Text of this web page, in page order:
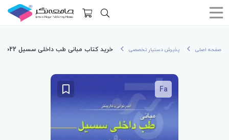
صفحه اصلی پذیرش دستیار تخصصی خرید کتاب مبانی طب داخلی سسیل 2022 بیماری‌های گوارش کبد و مجاری صفراوی
Fa